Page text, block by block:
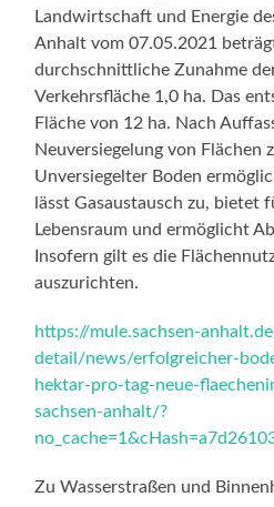
Landwirtschaft und Energie
Anhalt vom 07.05.2021
durchschnittliche Zunahme
Verkehrsfläche 1,0 ha. Das
Fläche von 12 ha. Nach
Neuversiegelung von Flächen
Unversiegelter Boden
lässt Gasaustausch zu, bietet
Lebensraum und ermöglicht
Insofern gilt es die
auszurichten.
https://mule.sachsen-
detail/news/erfolgreicher-
hektar-pro-tag-neue-
sachsen-anhalt/?
Zu Wasserstraßen und